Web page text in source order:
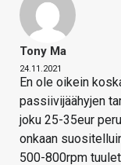
Tony Ma
24.11.2021
En ole oikein
passiivijäähyjen
joku 25-35eur
onkaan
500-800rpm